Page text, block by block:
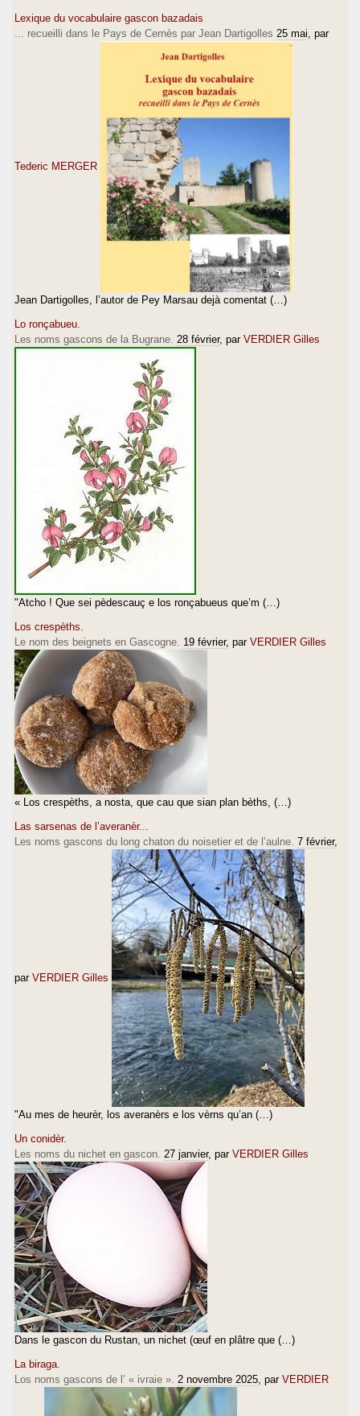
Lexique du vocabulaire gascon bazadais
... recueilli dans le Pays de Cernès par Jean Dartigolles 25 mai , par
Tederic MERGER
Jean Dartigolles, l’autor de Pey Marsau dejà comentat (…)
Lo ronçabueu.
Les noms gascons de la Bugrane. 28 février, par VERDIER Gilles
"Atcho ! Que sei pèdescauç e los ronçabueus que’m (…)
Los crespèths.
Le nom des beignets en Gascogne. 19 février, par VERDIER Gilles
« Los crespèths, a nosta, que cau que sian plan bèths, (…)
Las sarsenas de l’averanèr...
Les noms gascons du long chaton du noisetier et de l’aulne. 7 février,
par VERDIER Gilles
"Au mes de heurèr, los averanèrs e los vèrns qu’an (…)
Un conidèr.
Les noms du nichet en gascon. 27 janvier, par VERDIER Gilles
Dans le gascon du Rustan, un nichet (œuf en plâtre que (…)
La biraga.
Los noms gascons de l’ « ivraie ». 2 novembre 2025 , par VERDIER